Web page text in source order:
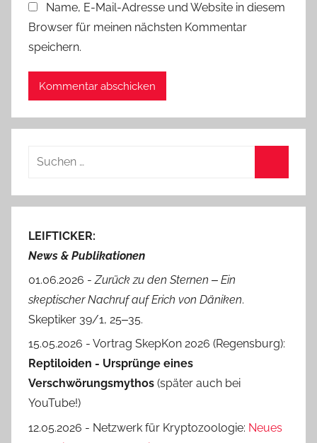
Name, E-Mail-Adresse und Website in diesem
Browser für meinen nächsten Kommentar
speichern.
Suchen
LEIFTICKER:
News & Publikationen
01.06.2026 -Zurück zu den Sternen ‒ Ein
skeptischer Nachruf auf Erich von Däniken.
Skeptiker 39/1, 25‒35.
15.05.2026 - Vortrag SkepKon 2026 (Regensburg):
Reptiloiden - Ursprünge eines
Verschwörungsmythos (später auch bei
YouTube!)
12.05.2026 - Netzwerk für Kryptozoologie: Neues